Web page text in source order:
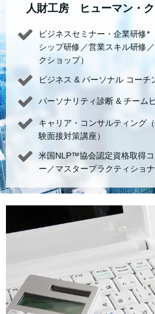
人財工房 ヒューマン・
ビジネスセミナー・企業研修*
シップ研修／営業スキル研修
クショップ）
ビジネス & パーソナル コーチ
パーソナリティ診断 & チーム
キャリア・コンサルティング
験面接対策講座）
米国NLP™協会認定資格取得
ー／マスタープラクティショナ